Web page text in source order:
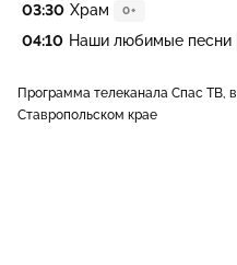
03:30 Храм 0+
04:10 Наши любимые песни
Программа телеканала Спас ТВ,
Ставропольском крае